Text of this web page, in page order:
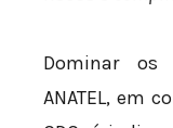
Dominar os
ANATEL, em